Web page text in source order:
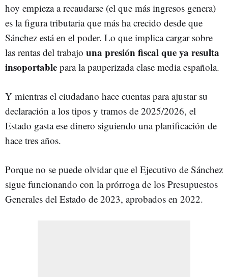
hoy empieza a recaudarse (el que más ingresos genera)
es la figura tributaria que más ha crecido desde que
Sánchez está en el poder. Lo que implica cargar sobre
las rentas del trabajo una presión fiscal que ya resulta
insoportable para la pauperizada clase media española.
Y mientras el ciudadano hace cuentas para ajustar su
declaración a los tipos y tramos de 2025/2026, el
Estado gasta ese dinero siguiendo una planificación de
hace tres años.
Porque no se puede olvidar que el Ejecutivo de Sánchez
sigue funcionando con la prórroga de los Presupuestos
Generales del Estado de 2023, aprobados en 2022.